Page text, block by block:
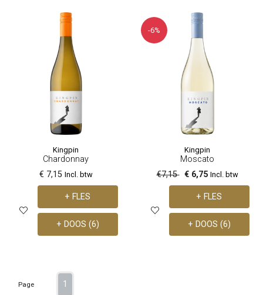
Kingpin
Chardonnay
€ 7,15 Incl. btw
+ FLES
+ DOOS (6)
-6%
Kingpin
Moscato
€7,15 € 6,75 Incl. btw
+ FLES
+ DOOS (6)
Page 1